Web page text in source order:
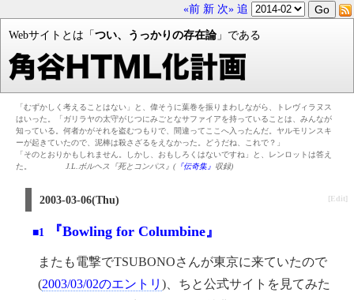
«前 新 次» 追
Webサイトとは「 つい、うっかりの存在論」である
「むずかしく考えることはない」と、偉そうに葉巻を振りまわしながら、トレヴィラヌス
はいった。「ガリラヤの太守がじつにみごとなサファイアを持っていることは、みんなが
知っている。何者かがそれを盗むつもりで、間違ってここへ入ったんだ。ヤルモリンスキ
ーが起きていたので、泥棒は殺さざるをえなかった。どうだね、これで？」
「そのとおりかもしれません。しかし、おもしろくはないですね」と、レンロットは答え
た。
J.L.ボルヘス『死とコンパス』(『伝奇集』 収録)
2003-03-06(Thu) [Edit]
■1 『Bowling for Columbine』
またも電撃でTSUBONOさんが東京に来ていたので
(2003/03/02のエントリ )、ちと公式サイトを見てみた